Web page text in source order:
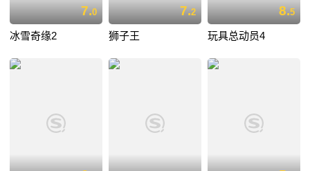
7.0
冰雪奇缘2
7.2
狮子王
8.5
玩具总动员4